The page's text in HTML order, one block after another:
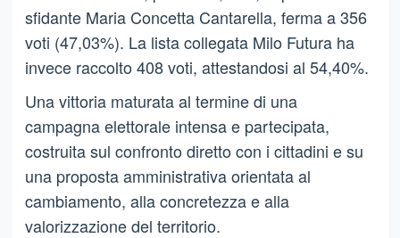
sfidante Maria Concetta Cantarella, ferma a 356
voti (47,03%). La lista collegata Milo Futura ha
invece raccolto 408 voti, attestandosi al 54,40%.
Una vittoria maturata al termine di una
campagna elettorale intensa e partecipata,
costruita sul confronto diretto con i cittadini e su
una proposta amministrativa orientata al
cambiamento, alla concretezza e alla
valorizzazione del territorio.